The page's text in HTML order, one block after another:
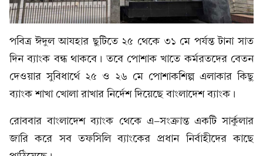
পবিত্র ঈদুল আযহার ছুটিতে ২৫ থেকে ৩১ মে পর্যন্ত টানা সাত
দিন ব্যাংক বন্ধ থাকবে। তবে পোশাক খাতে কর্মরতদের বেতন
দেওয়ার সুবিধার্থে ২৫ ও ২৬ মে পোশাকশিল্প এলাকার কিছু
ব্যাংক শাখা খোলা রাখার নির্দেশ দিয়েছে বাংলাদেশ ব্যাংক।
রোববার বাংলাদেশ ব্যাংক থেকে এ-সংক্রান্ত একটি সার্কুলার
জারি করে সব তফসিলি ব্যাংকের প্রধান নির্বাহীদের কাছে